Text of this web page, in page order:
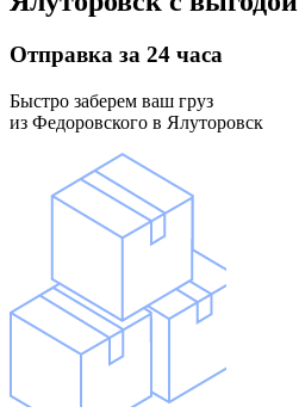
Отправка за 24 часа
Быстро заберем ваш груз
из Федоровского в Ялуторовск